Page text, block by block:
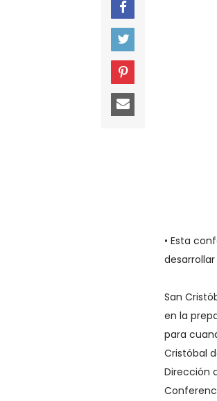
• Esta
San
en la
para
Cristóbal
Dirección